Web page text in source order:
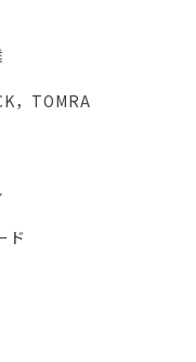
，TOMRA
ド